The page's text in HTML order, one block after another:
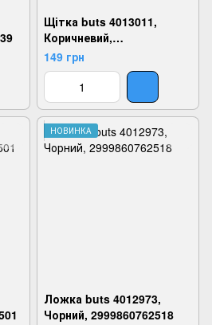
Щітка buts 4013011,
Коричневий,
2924180833853
149 грн
НОВИНКА
Ложка buts 4012973,
Чорний, 2999860762518